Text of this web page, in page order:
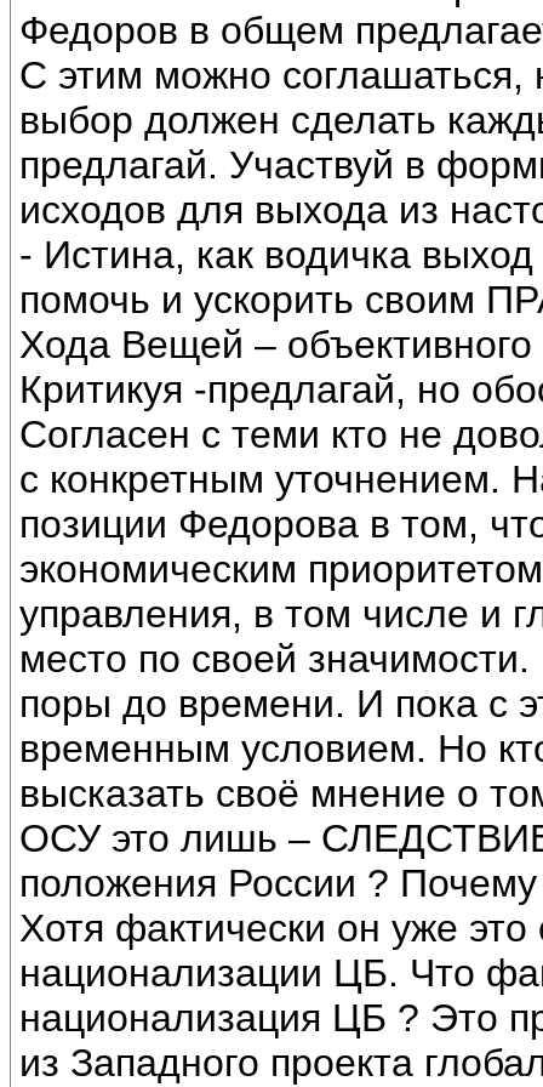
Федоров в общем
С этим можно соглашаться,
выбор должен сделать
предлагай. Участвуй в
исходов для выхода из
- Истина, как водичка
помочь и ускорить своим
Хода Вещей –
Критикуя -предлагай, но
Согласен с теми кто не
с конкретным уточнением.
позиции Федорова в том,
экономическим
управления, в том числе и
место по своей
поры до времени. И пока с
временным условием. Но
высказать своё мнение о
ОСУ это лишь –
положения России ?
Хотя фактически он уже
национализации ЦБ. Что
национализация ЦБ ? Это
из Западного проекта